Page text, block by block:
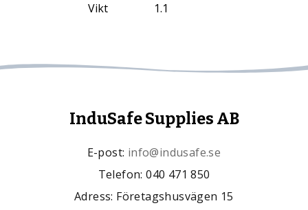
Vikt
1.1
InduSafe Supplies AB
E-post: info@indusafe.se
Telefon: 040 471 850
Adress: Företagshusvägen 15